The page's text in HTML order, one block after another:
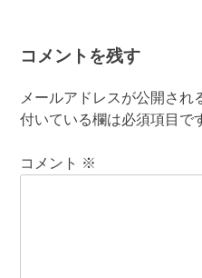
コメントを残す
メールアドレスが公開され
付いている欄は必須項目で
コメント ※